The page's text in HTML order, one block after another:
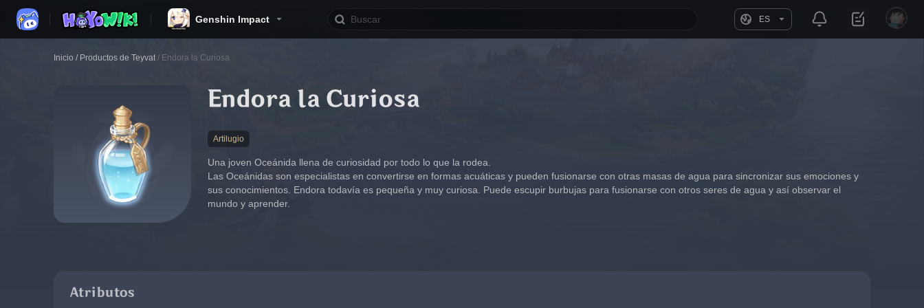
Genshin Impact ES
Inicio / Productos de Teyvat / Endora la Curiosa
Endora la Curiosa
Artilugio
Una joven Oceánida llena de curiosidad por todo lo que la rodea.
Las Oceánidas son especialistas en convertirse en formas acuáticas y pueden fusionarse con otras masas de agua para sincronizar sus emociones y
sus conocimientos. Endora todavía es pequeña y muy curiosa. Puede escupir burbujas para fusionarse con otros seres de agua y así observar el
mundo y aprender.
Atributos